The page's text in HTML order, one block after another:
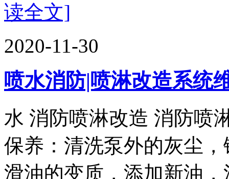
读全文]
2020-11-30
喷水消防|喷淋改造系统
水 消防喷淋改造 消防喷
保养：清洗泵外的灰尘
滑油的变质，添加新油